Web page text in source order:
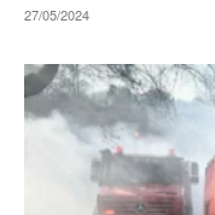
27/05/2024